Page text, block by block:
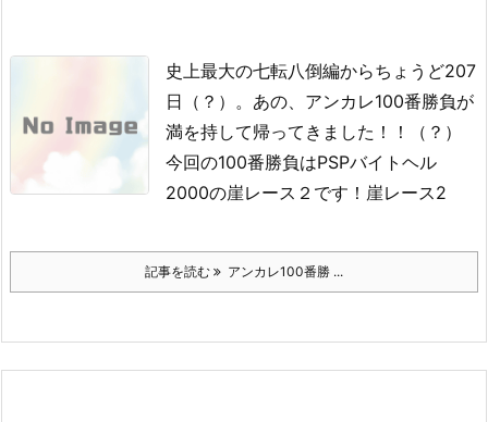
史上最大の七転八倒編からちょうど207
日（？）。 あの、アンカレ100番勝負が
満を持して帰ってきました！！（？）
今回の100番勝負はPSPバイトヘル
2000の崖レース２です！ 崖レース2
記事を読む アンカレ100番勝 ...